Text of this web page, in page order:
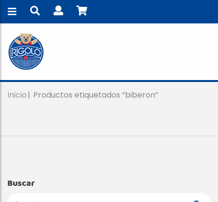
Inicio Productos etiquetados “biberon”
Buscar